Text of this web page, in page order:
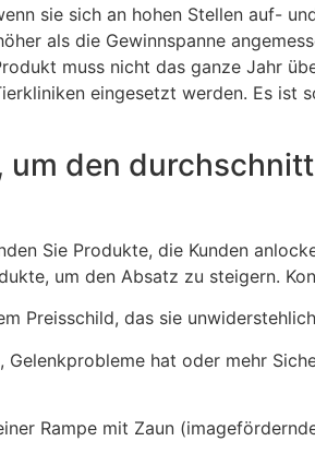
sie sich an hohen Stellen auf-
als die Gewinnspanne
muss nicht das ganze Jahr
eingesetzt werden. Es ist
den
Sie Produkte, die Kunden
um den Absatz zu steigern.
Preisschild, das sie
hat oder mehr
Rampe mit Zaun